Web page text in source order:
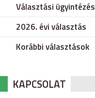
Választási ügyintézés
2026. évi választás
Korábbi választások
KAPCSOLAT